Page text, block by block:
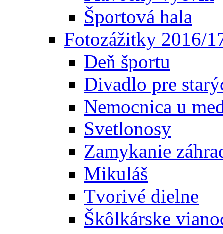
Športová hala
Fotozážitky 2016/
Deň športu
Divadlo pre
Nemocnica u
Svetlonosy
Zamykanie
Mikuláš
Tvorivé dielne
Škôlkárske